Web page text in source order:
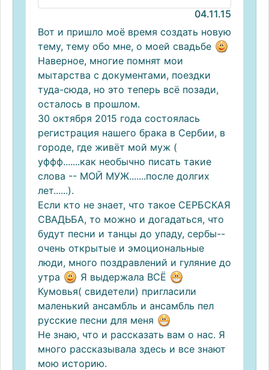
04.11.15
Вот и пришло моё время создать новую
тему, тему обо мне, о моей свадьбе
Наверное, многие помнят мои
мытарства с документами, поездки
туда-сюда, но это теперь всё позади,
осталось в прошлом.
30 октября 2015 года состоялась
регистрация нашего брака в Сербии, в
городе, где живёт мой муж (
уффф.......как необычно писать такие
слова -- МОЙ МУЖ.......после долгих
лет......).
Если кто не знает, что такое СЕРБСКАЯ
СВАДЬБА, то можно и догадаться, что
будут песни и танцы до упаду, сербы--
очень открытые и эмоциональные
люди, много поздравлений и гуляние до
утра
Я выдержала ВСЁ
Кумовья( свидетели) пригласили
маленький ансамбль и ансамбль пел
русские песни для меня
Не знаю, что и рассказать вам о нас. Я
много рассказывала здесь и все знают
мою историю.